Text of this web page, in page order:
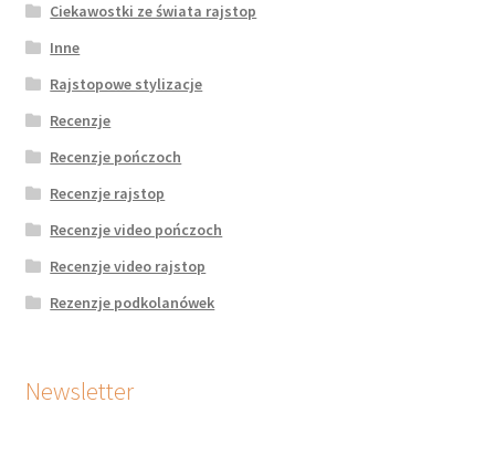
Ciekawostki ze świata rajstop
Inne
Rajstopowe stylizacje
Recenzje
Recenzje pończoch
Recenzje rajstop
Recenzje video pończoch
Recenzje video rajstop
Rezenzje podkolanówek
Newsletter